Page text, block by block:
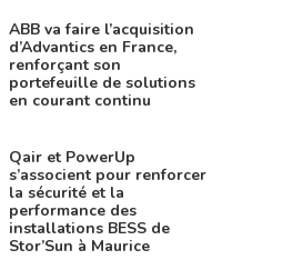
ABB va faire l’acquisition
d’Advantics en France,
renforçant son
portefeuille de solutions
en courant continu
Qair et PowerUp
s’associent pour renforcer
la sécurité et la
performance des
installations BESS de
Stor’Sun à Maurice